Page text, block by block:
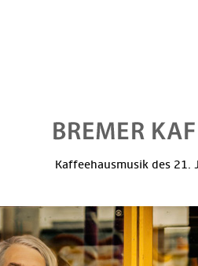
Kaffeehausmusik des 21.